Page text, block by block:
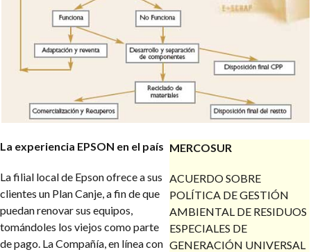
MERCOSUR
ACUERDO SOBRE
POLÍTICA DE GESTIÓN
AMBIENTAL DE RESIDUOS
ESPECIALES DE
GENERACIÓN UNIVERSAL
La experiencia EPSON en el país
La filial local de Epson ofrece a sus
clientes un Plan Canje, a fin de que
puedan renovar sus equipos,
tomándoles los viejos como parte
de pago. La Compañía, en línea con